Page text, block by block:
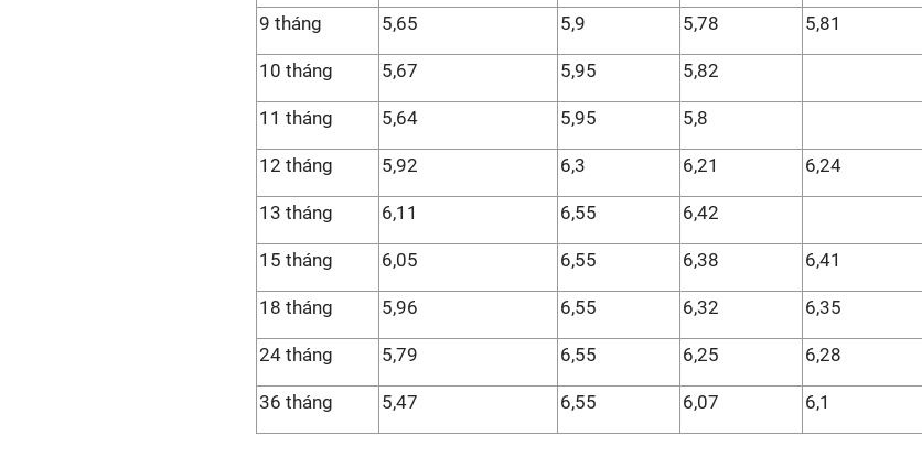
9 tháng 5,65 5,9 5,78 5,81
10 tháng 5,67 5,95 5,82
11 tháng 5,64 5,95 5,8
12 tháng 5,92 6,3 6,21 6,24
13 tháng 6,11 6,55 6,42
15 tháng 6,05 6,55 6,38 6,41
18 tháng 5,96 6,55 6,32 6,35
24 tháng 5,79 6,55 6,25 6,28
36 tháng 5,47 6,55 6,07 6,1